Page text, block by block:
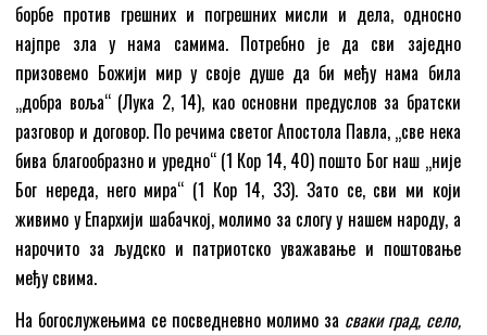
борбе против грешних и погрешних мисли и дела, односно
најпре зла у нама самима. Потребно је да сви заједно
призовемо Божији мир у своје душе да би међу нама била
„добра воља“ (Лука 2, 14), као основни предуслов за братски
разговор и договор. По речима светог Апостола Павла, „све нека
бива благообразно и уредно“ (1 Кор 14, 40) пошто Бог наш „није
Бог нереда, него мира“ (1 Кор 14, 33). Зато се, сви ми који
живимо у Епархији шабачкој, молимо за слогу у нашем народу, а
нарочито за људско и патриотско уважавање и поштовање
међу свима.‍
На богослужењима се посведневно молимо за сваки град, село,